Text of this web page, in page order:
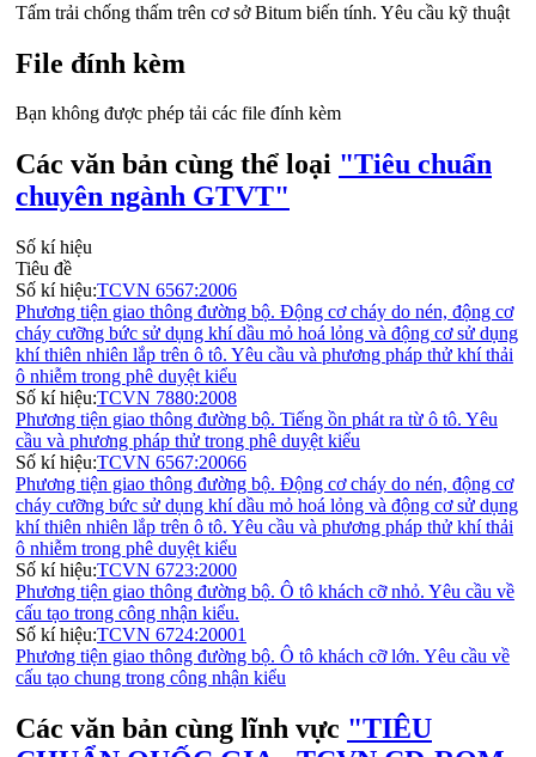
Tấm trải chống thấm trên cơ sở Bitum biến tính. Yêu cầu kỹ thuật
File đính kèm
Bạn không được phép tải các file đính kèm
Các văn bản cùng thể loại "Tiêu chuẩn
chuyên ngành GTVT"
Số kí hiệu
Tiêu đề
Số kí hiệu:TCVN 6567:2006
Phương tiện giao thông đường bộ. Động cơ cháy do nén, động cơ
cháy cưỡng bức sử dụng khí dầu mỏ hoá lỏng và động cơ sử dụng
khí thiên nhiên lắp trên ô tô. Yêu cầu và phương pháp thử khí thải
ô nhiễm trong phê duyệt kiểu
Số kí hiệu:TCVN 7880:2008
Phương tiện giao thông đường bộ. Tiếng ồn phát ra từ ô tô. Yêu
cầu và phương pháp thử trong phê duyệt kiểu
Số kí hiệu:TCVN 6567:20066
Phương tiện giao thông đường bộ. Động cơ cháy do nén, động cơ
cháy cưỡng bức sử dụng khí dầu mỏ hoá lỏng và động cơ sử dụng
khí thiên nhiên lắp trên ô tô. Yêu cầu và phương pháp thử khí thải
ô nhiễm trong phê duyệt kiểu
Số kí hiệu:TCVN 6723:2000
Phương tiện giao thông đường bộ. Ô tô khách cỡ nhỏ. Yêu cầu về
cấu tạo trong công nhận kiểu.
Số kí hiệu:TCVN 6724:20001
Phương tiện giao thông đường bộ. Ô tô khách cỡ lớn. Yêu cầu về
cấu tạo chung trong công nhận kiểu
Các văn bản cùng lĩnh vực "TIÊU